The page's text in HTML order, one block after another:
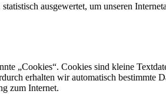
ausgewertet, um unseren
„Cookies“. Cookies sind kleine
erhalten wir automatisch bestimmte
zum Internet.